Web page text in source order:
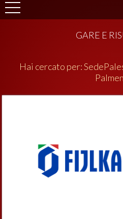
GARE E
Hai cercato per:Sede